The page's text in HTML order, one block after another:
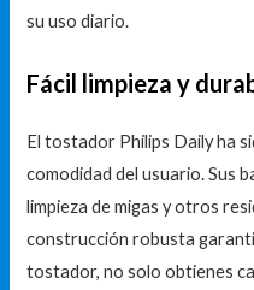
su uso diario.
Fácil limpieza y
El tostador Philips Daily ha
comodidad del usuario. Sus
limpieza de migas y otros
construcción robusta
tostador, no solo obtienes